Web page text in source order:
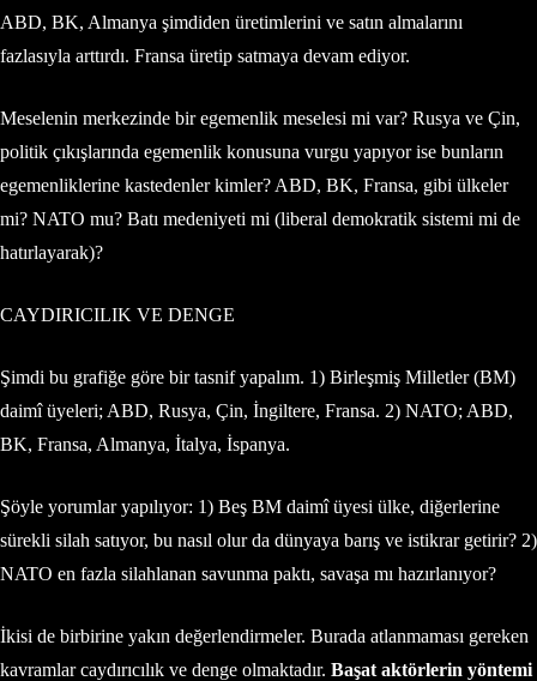
ABD, BK, Almanya şimdiden üretimlerini ve satın almalarını
fazlasıyla arttırdı. Fransa üretip satmaya devam ediyor.
Meselenin merkezinde bir egemenlik meselesi mi var? Rusya ve Çin,
politik çıkışlarında egemenlik konusuna vurgu yapıyor ise bunların
egemenliklerine kastedenler kimler? ABD, BK, Fransa, gibi ülkeler
mi? NATO mu? Batı medeniyeti mi (liberal demokratik sistemi mi de
hatırlayarak)?
CAYDIRICILIK VE DENGE
Şimdi bu grafiğe göre bir tasnif yapalım. 1) Birleşmiş Milletler (BM)
daimî üyeleri; ABD, Rusya, Çin, İngiltere, Fransa. 2) NATO; ABD,
BK, Fransa, Almanya, İtalya, İspanya.
Şöyle yorumlar yapılıyor: 1) Beş BM daimî üyesi ülke, diğerlerine
sürekli silah satıyor, bu nasıl olur da dünyaya barış ve istikrar getirir? 2)
NATO en fazla silahlanan savunma paktı, savaşa mı hazırlanıyor?
İkisi de birbirine yakın değerlendirmeler. Burada atlanmaması gereken
kavramlar caydırıcılık ve denge olmaktadır. Başat aktörlerin yöntemi